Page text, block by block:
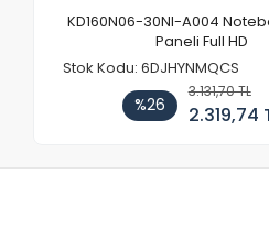
KD160N06-30NI-A004
Paneli Full HD
Stok Kodu: 6DJHYNMQCS
%26
3.131,70 TL
2.319,74